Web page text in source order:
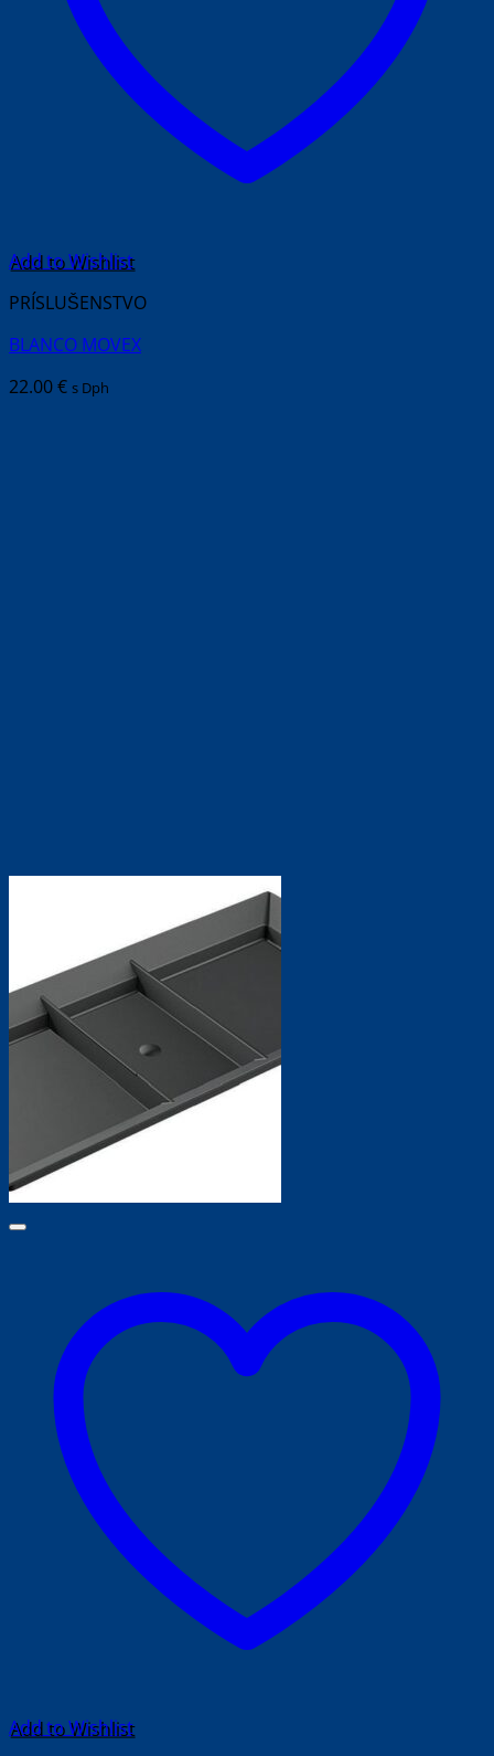
Add to Wishlist
PRÍSLUŠENSTVO
BLANCO MOVEX
22.00€ s Dph
Add to Wishlist